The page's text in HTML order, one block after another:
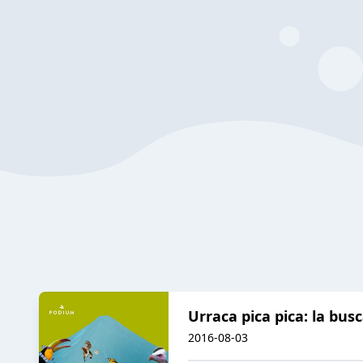
Urraca pica pica: la
2016-08-03